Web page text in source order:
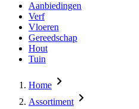
Aanbiedingen
Verf
Vloeren
Gereedschap
Hout
Tuin
Home
Assortiment